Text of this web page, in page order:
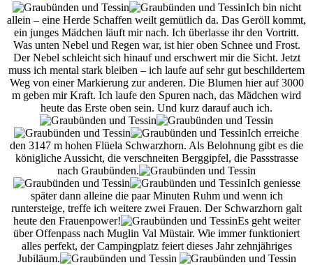
Ich bin nicht
allein – eine Herde Schaffen weilt gemütlich da. Das Geröll kommt,
ein junges Mädchen läuft mir nach. Ich überlasse ihr den Vortritt.
Was unten Nebel und Regen war, ist hier oben Schnee und Frost.
Der Nebel schleicht sich hinauf und erschwert mir die Sicht. Jetzt
muss ich mental stark bleiben – ich laufe auf sehr gut beschildertem
Weg von einer Markierung zur anderen. Die Blumen hier auf 3000
m geben mir Kraft. Ich laufe den Spuren nach, das Mädchen wird
heute das Erste oben sein. Und kurz darauf auch ich.
Ich erreiche
den 3147 m hohen Flüela Schwarzhorn. Als Belohnung gibt es die
königliche Aussicht, die verschneiten Berggipfel, die Passstrasse
nach Graubünden.
Ich geniesse
später dann alleine die paar Minuten Ruhm und wenn ich
runtersteige, treffe ich weitere zwei Frauen. Der Schwarzhorn galt
heute den Frauenpower!
Es geht weiter
über Offenpass nach Muglin Val Müstair. Wie immer funktioniert
alles perfekt, der Campingplatz feiert dieses Jahr zehnjähriges
Jubiläum.